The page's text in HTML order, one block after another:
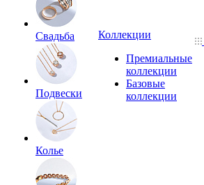
Свадьба
Подвески
Колье
Коллекции
Премиальные
коллекции
Базовые
коллекции